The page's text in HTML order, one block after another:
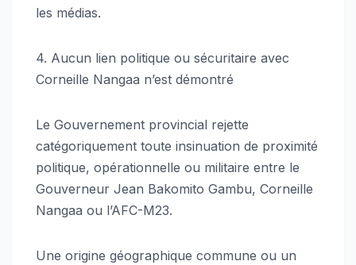
les médias.
4. Aucun lien politique ou sécuritaire avec
Corneille Nangaa n’est démontré
Le Gouvernement provincial rejette
catégoriquement toute insinuation de proximité
politique, opérationnelle ou militaire entre le
Gouverneur Jean Bakomito Gambu, Corneille
Nangaa ou l’AFC-M23.
Une origine géographique commune ou un